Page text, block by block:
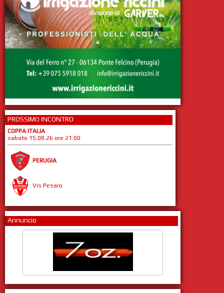
PROSSIMO INCONTRO
COPPA ITALIA
sabato 15.08.26 ore 21:00
PERUGIA
Vis Pesaro
Annuncio